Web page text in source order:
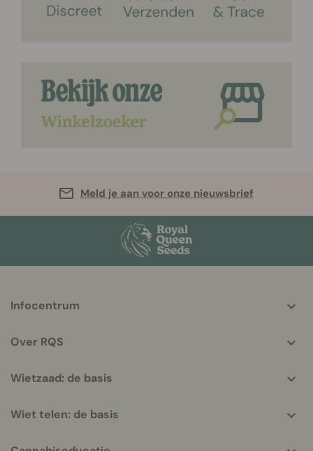
Meld je aan voor onze nieuwsbrief
helpful
Infocentrum
Over RQS
Wietzaad: de basis
Wiet telen: de basis